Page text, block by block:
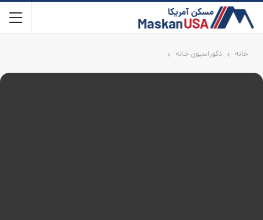
خانه دکوراسیون خانه